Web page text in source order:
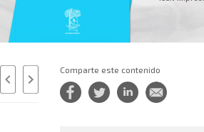
Comparte este contenido